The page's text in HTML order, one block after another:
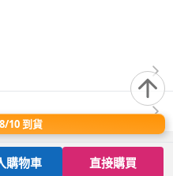
攝關係產生色差，圖片僅供參
10 到貨
購物車 直接購買